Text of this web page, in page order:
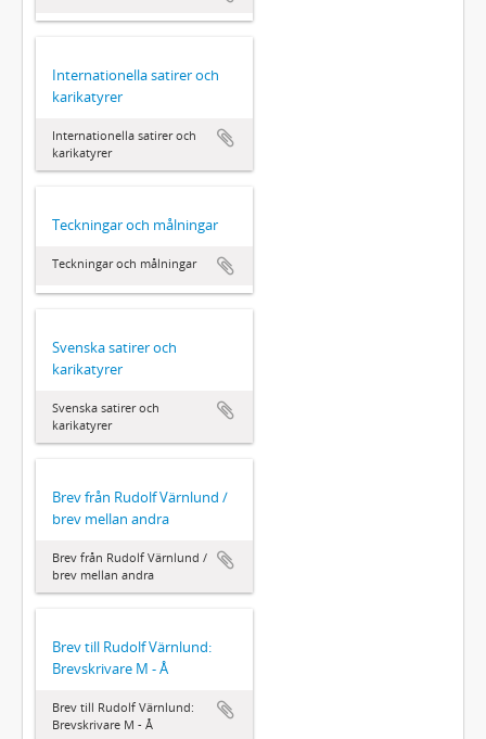
Internationella satirer och
karikatyrer
Internationella satirer och
karikatyrer
Teckningar och målningar
Teckningar och målningar
Svenska satirer och
karikatyrer
Svenska satirer och
karikatyrer
Brev från Rudolf Värnlund /
brev mellan andra
Brev från Rudolf Värnlund /
brev mellan andra
Brev till Rudolf Värnlund:
Brevskrivare M - Å
Brev till Rudolf Värnlund:
Brevskrivare M - Å